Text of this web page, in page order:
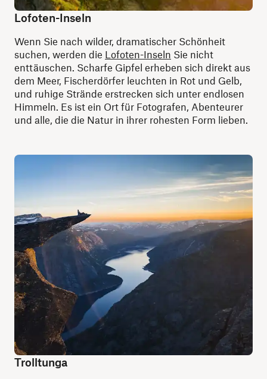
Lofoten-Inseln
Wenn Sie nach wilder, dramatischer Schönheit
suchen, werden die Lofoten-Inseln Sie nicht
enttäuschen. Scharfe Gipfel erheben sich direkt aus
dem Meer, Fischerdörfer leuchten in Rot und Gelb,
und ruhige Strände erstrecken sich unter endlosen
Himmeln. Es ist ein Ort für Fotografen, Abenteurer
und alle, die die Natur in ihrer rohesten Form lieben.
Trolltunga